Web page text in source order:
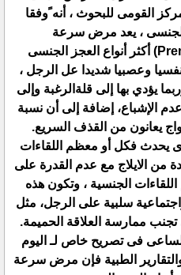
القومى للبحوث ، أنه ًوفقا
الجنسى ، يعد مرض سرعة
القذف(Premature Ejaculation) أكثر أنواع العجز الجنسى
نفسيا وعصبيا شديدا عل الرجل ،
يؤدي بها إلى قلةالرغبة وإلى
الإشباع، إضافة إلى أن نسبة
يعانون من القذف السريع.
يحدث فكل أو معظم اللقاءات
من الايلاج مع عدم القدرة على
الجنسية ، وتكون هذه
سلبية على الرجل، مثل
تجنب ممارسة العلاقة الحميمة.
فى تصريح خاص لـ اليوم
والتقارير الطبية فإن مرض سرعة